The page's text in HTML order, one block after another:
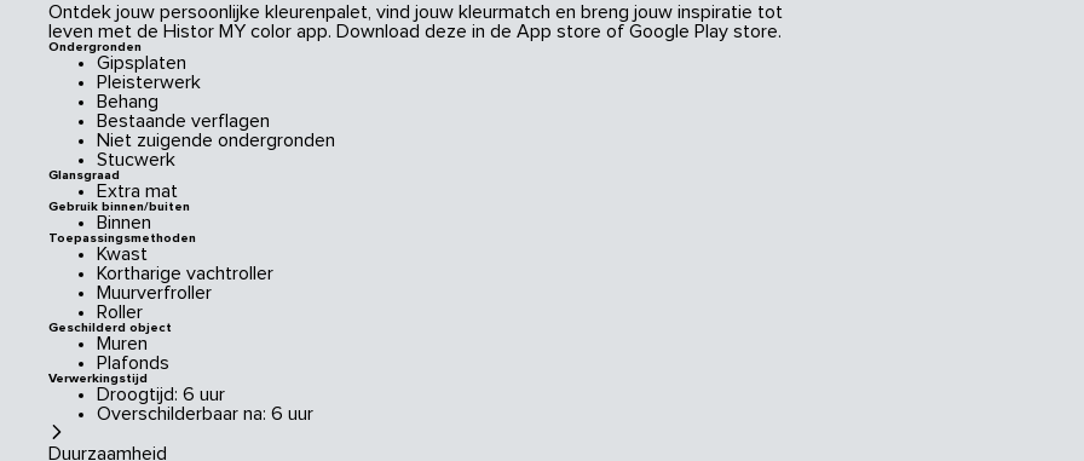
Ontdek jouw persoonlijke kleurenpalet, vind jouw kleurmatch en breng jouw inspiratie tot
leven met de Histor MY color app. Download deze in de App store of Google Play store.
Ondergronden
Gipsplaten
Pleisterwerk
Behang
Bestaande verflagen
Niet zuigende ondergronden
Stucwerk
Glansgraad
Extra mat
Gebruik binnen/buiten
Binnen
Toepassingsmethoden
Kwast
Kortharige vachtroller
Muurverfroller
Roller
Geschilderd object
Muren
Plafonds
Verwerkingstijd
Droogtijd: 6 uur
Overschilderbaar na: 6 uur
Duurzaamheid